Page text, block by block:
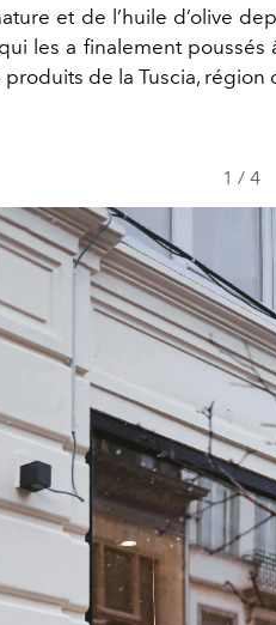
et de l’huile d’olive
les a finalement
de la Tuscia, région
1 / 4